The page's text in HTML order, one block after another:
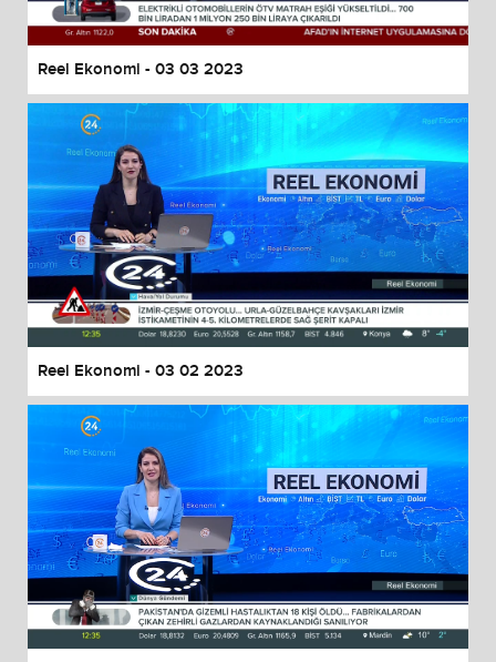
Reel Ekonomi - 03 03 2023
Reel Ekonomi - 03 02 2023